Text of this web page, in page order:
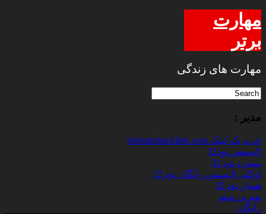
مهارت
برتر
مهارت های زندگی
مدیر :
خرید بک لینک behtarinbacklink.com
لایسنس نود32
پسورد نود 32
اوکلی لایسنس رایگان نود 32
همیار نود 32
بهترین سئو
رایگان